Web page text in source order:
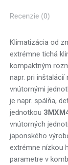
Recenzie (0)
Klimatizácia od
extrémne tichá
kompaktným
napr. pri inštalácií
vnútornými
je napr. spálňa,
jednotkou 3
vnútorných
japonského
extrémne nízkou
parametre v